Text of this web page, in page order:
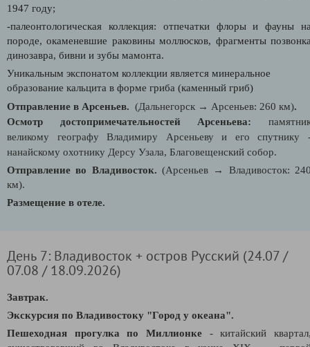
1947 году;
-палеонтологическая коллекция: отпечатки флоры и фауны
породе, окаменевшие раковины моллюсков, фрагменты
динозавра, бивни и зубы мамонта.
Уникальным экспонатом коллекции является минеральное
образование кальцита в форме гриба (каменный гриб)
Отправление в Арсеньев. (Дальнегорск → Арсеньев: 260 км).
Осмотр достопримечательностей Арсеньева:
великому географу Владимиру Арсеньеву и его спутнику
нанайскому охотнику Дерсу Узала, Благовещенский собор.
Отправление во Владивосток. (Арсеньев →
Владивосток:
км).
Размещение в отеле.
День 7: Владивосток + остров Русский (24.07 /
07.08 / 18.09.2026)
Завтрак.
Экскурсия по Владивостоку "Город у океана".
Пешеходная прогулка по Миллионке
-китайский